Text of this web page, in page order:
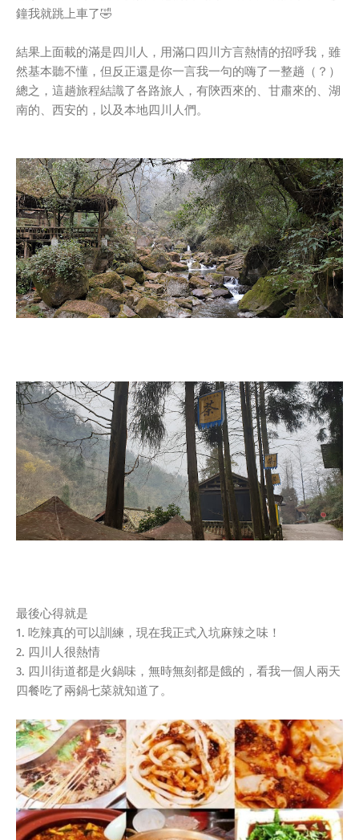
鐘我就跳上車了🤣
結果上面載的滿是四川人，用滿口四川方言熱情的招呼我，雖
然基本聽不懂，但反正還是你一言我一句的嗨了一整趟（？）
總之，這趟旅程結識了各路旅人，有陝西來的、甘肅來的、湖
南的、西安的，以及本地四川人們。
最後心得就是
1. 吃辣真的可以訓練，現在我正式入坑麻辣之味！
2. 四川人很熱情
3. 四川街道都是火鍋味，無時無刻都是餓的，看我一個人兩天
四餐吃了兩鍋七菜就知道了。